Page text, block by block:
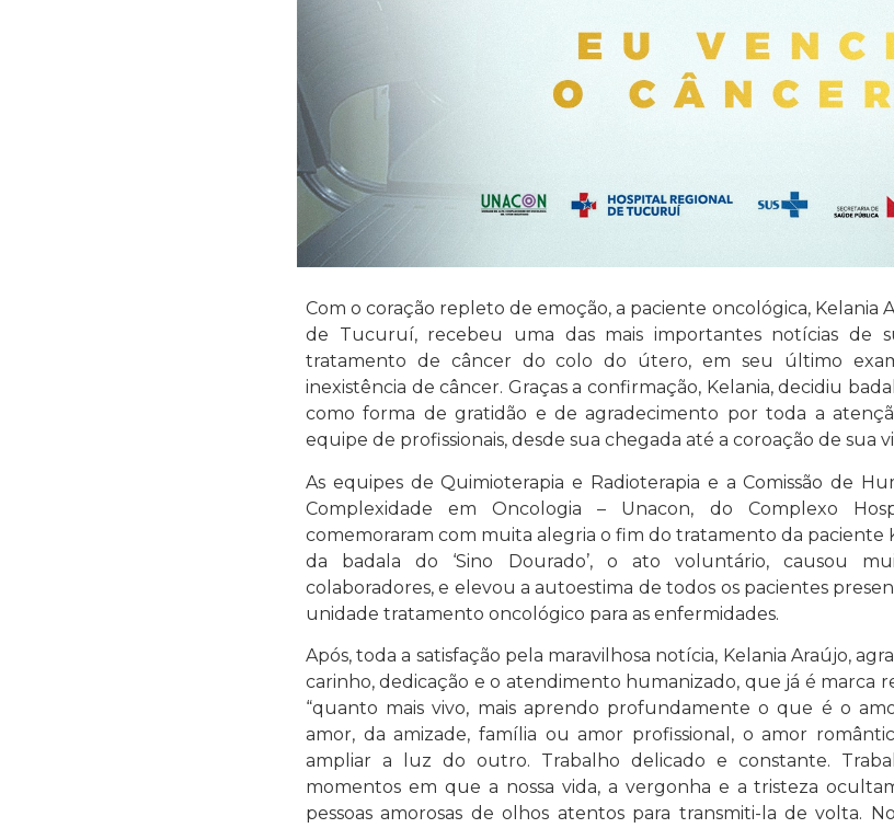
Com o coração repleto de emoção, a paciente oncológica, Kelania
de Tucuruí, recebeu uma das mais importantes notícias de
tratamento de câncer do colo do útero, em seu último
inexistência de câncer. Graças a confirmação, Kelania, decidiu
como forma de gratidão e de agradecimento por toda a
equipe de profissionais, desde sua chegada até a coroação de sua
As equipes de Quimioterapia e Radioterapia e a Comissão de
Complexidade em Oncologia – Unacon, do Complexo
comemoraram com muita alegria o fim do tratamento da paciente
da badala do ‘Sino Dourado’, o ato voluntário, causou
colaboradores, e elevou a autoestima de todos os pacientes
unidade tratamento oncológico para as enfermidades.
Após, toda a satisfação pela maravilhosa notícia, Kelania Araújo,
carinho, dedicação e o atendimento humanizado, que já é marca
“quanto mais vivo, mais aprendo profundamente o que é o
amor, da amizade, família ou amor profissional, o amor
ampliar a luz do outro. Trabalho delicado e constante.
momentos em que a nossa vida, a vergonha e a tristeza
pessoas amorosas de olhos atentos para transmiti-la de volta.